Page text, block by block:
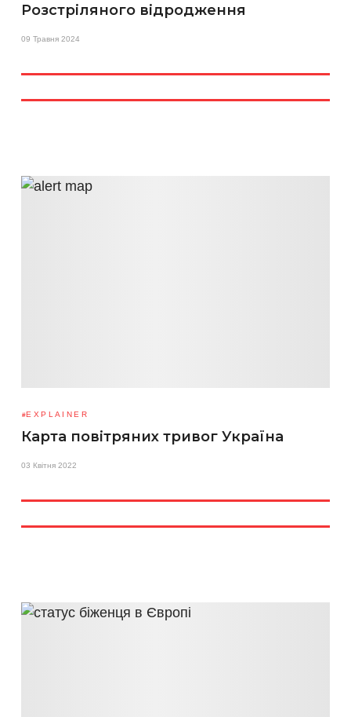
Розстріляного відродження
09 Травня 2024
EXPLAINER
Карта повітряних тривог Україна
03 Квітня 2022